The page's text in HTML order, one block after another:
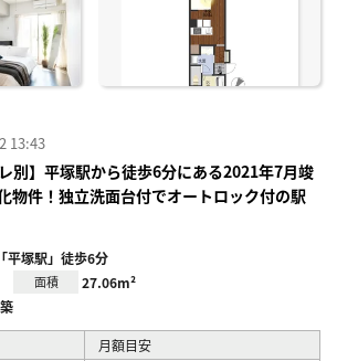
13:43
別】平塚駅から徒歩6分にある2021年7月竣
物件！独立洗面台付でオートロック付の駅
平塚駅」徒歩6分
面積 27.06m²
月額目安